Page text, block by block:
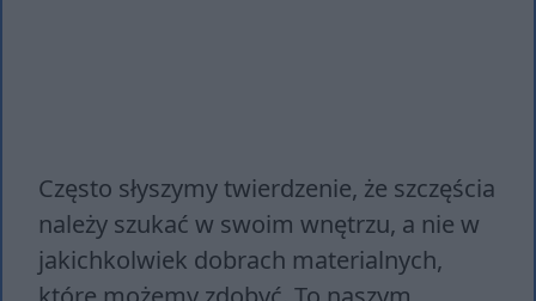
Często słyszymy twierdzenie, że szczęścia
należy szukać w swoim wnętrzu, a nie w
jakichkolwiek dobrach materialnych,